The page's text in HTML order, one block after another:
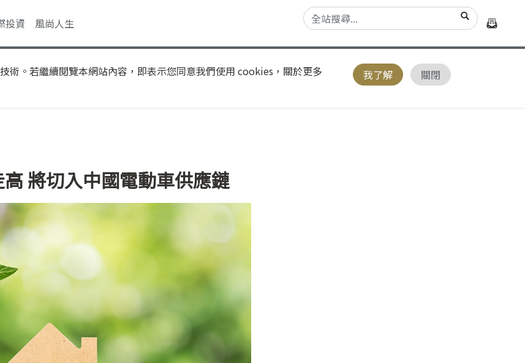
投資 風尚人生
術。若繼續閱覽本網站內容，即表示您同意我們使用 cookies，關於更多
我了解 關閉
將切入中國電動車供應鏈